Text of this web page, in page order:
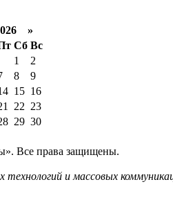
»
Сб Вс
1
2
8
9
15 16
22 23
29 30
Все права защищены.
и массовых